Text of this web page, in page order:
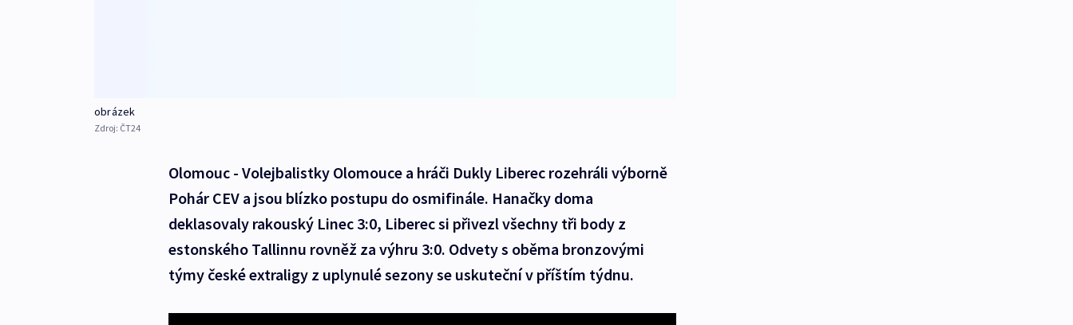
obrázek
Zdroj: ČT24
Olomouc - Volejbalistky Olomouce a hráči Dukly Liberec rozehráli výborně
Pohár CEV a jsou blízko postupu do osmifinále. Hanačky doma
deklasovaly rakouský Linec 3:0, Liberec si přivezl všechny tři body z
estonského Tallinnu rovněž za výhru 3:0. Odvety s oběma bronzovými
týmy české extraligy z uplynulé sezony se uskuteční v příštím týdnu.